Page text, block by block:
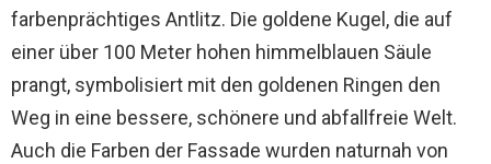
farbenprächtiges Antlitz. Die goldene Kugel, die auf
einer über 100 Meter hohen himmelblauen Säule
prangt, symbolisiert mit den goldenen Ringen den
Weg in eine bessere, schönere und abfallfreie Welt.
Auch die Farben der Fassade wurden naturnah von